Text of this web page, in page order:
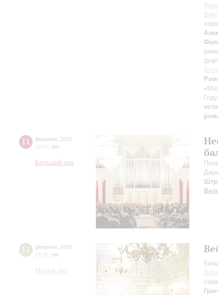
11 февраля 2016
20:00 Чт
Большой зал
11 февраля 2016
19:00 Чт
Малый зал